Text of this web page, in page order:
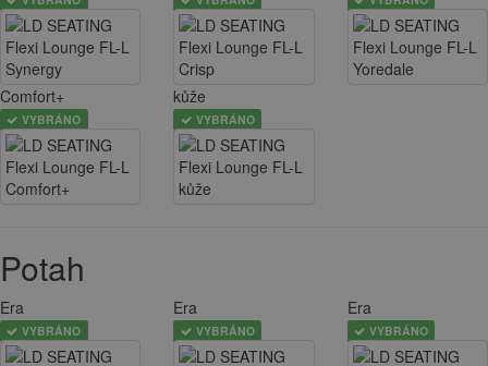
Comfort+
VYBRÁNO
kůže
VYBRÁNO
Potah
Era
VYBRÁNO
Era
VYBRÁNO
Era
VYBRÁNO